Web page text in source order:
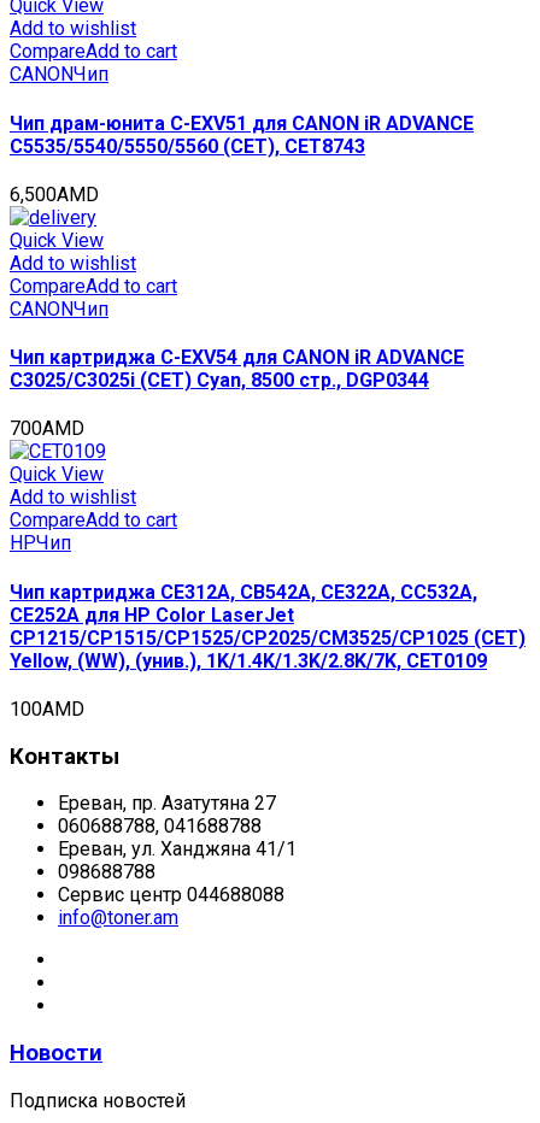
Quick View
Add to wishlist
CompareAdd to cart
CANONЧип
Чип драм-юнита C-EXV51 для CANON iR ADVANCE
C5535/5540/5550/5560 (CET), CET8743
6,500AMD
Quick View
Add to wishlist
CompareAdd to cart
CANONЧип
Чип картриджа C-EXV54 для CANON iR ADVANCE
C3025/C3025i (CET) Cyan, 8500 стр., DGP0344
700AMD
Quick View
Add to wishlist
CompareAdd to cart
HPЧип
Чип картриджа CE312A, CB542A, CE322A, CC532A,
CE252A для HP Color LaserJet
CP1215/CP1515/CP1525/CP2025/CM3525/CP1025 (CET)
Yellow, (WW), (унив.), 1K/1.4K/1.3K/2.8K/7K, CET0109
100AMD
Контакты
Ереван, пр. Азатутяна 27
060688788, 041688788
Ереван, ул. Ханджяна 41/1
098688788
Сервис центр 044688088
info@toner.am
Новости
Подписка новостей